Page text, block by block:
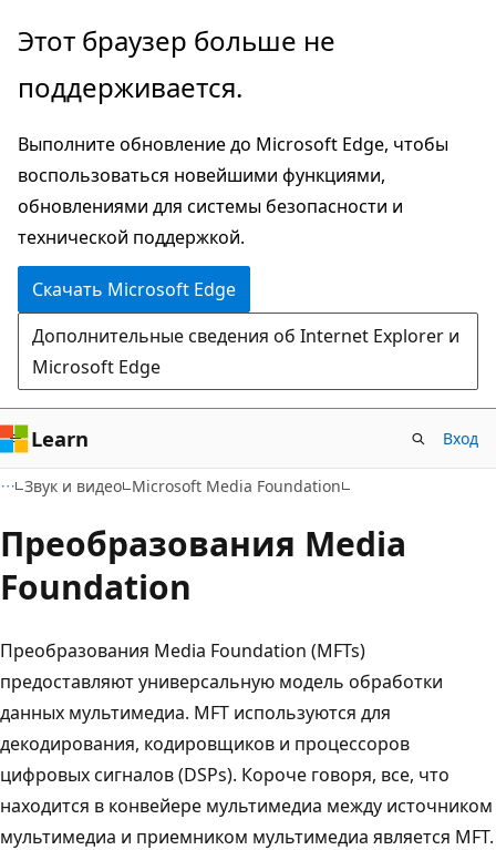
Пропустить
перейти
основному
содержимому
Этот браузер больше не
поддерживается.
Выполните обновление до Microsoft Edge, чтобы
воспользоваться новейшими функциями,
обновлениями для системы безопасности и
технической поддержкой.
Скачать Microsoft Edge
Дополнительные сведения об Internet Explorer и
Microsoft Edge
Learn Вход
Звук и видео Microsoft Media Foundation
Преобразования Media
Foundation
Преобразования Media Foundation (MFTs)
предоставляют универсальную модель обработки
данных мультимедиа. MFT используются для
декодирования, кодировщиков и процессоров
цифровых сигналов (DSPs). Короче говоря, все, что
находится в конвейере мультимедиа между источником
мультимедиа и приемником мультимедиа является MFT.